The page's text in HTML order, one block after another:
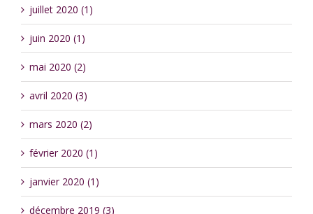
juillet 2020 (1)
juin 2020 (1)
mai 2020 (2)
avril 2020 (3)
mars 2020 (2)
février 2020 (1)
janvier 2020 (1)
décembre 2019 (3)